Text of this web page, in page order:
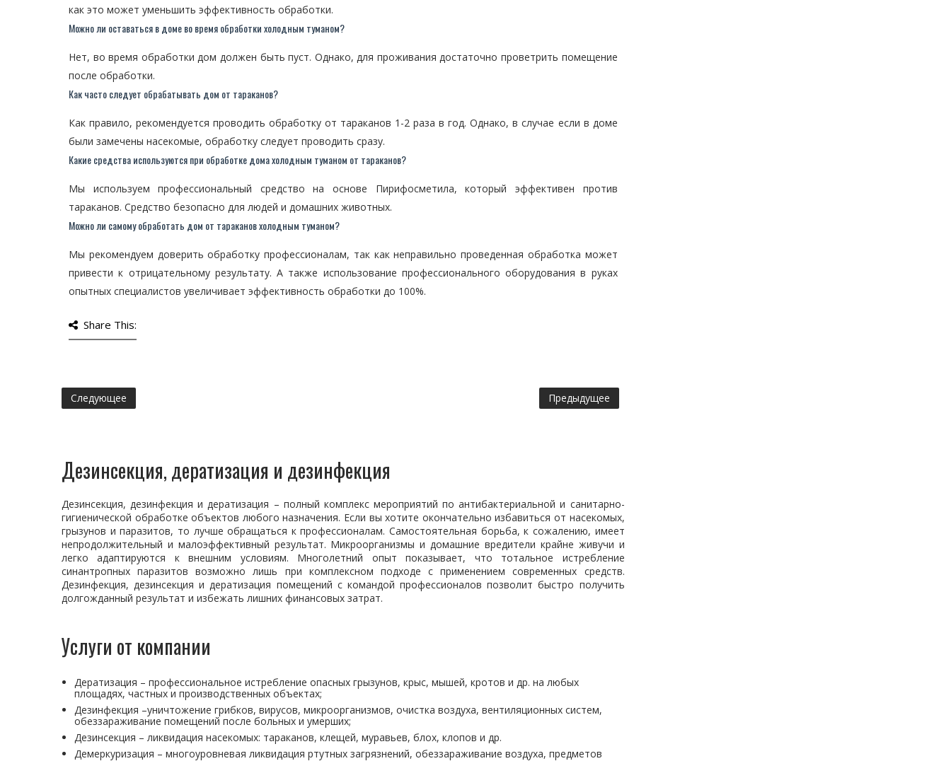
как это может уменьшить эффективность обработки.
Можно ли оставаться в доме во время обработки холодным туманом?
Нет, во время обработки дом должен быть пуст. Однако, для проживания достаточно проветрить помещение
после обработки.
Как часто следует обрабатывать дом от тараканов?
Как правило, рекомендуется проводить обработку от тараканов 1-2 раза в год. Однако, в случае если в доме
были замечены насекомые, обработку следует проводить сразу.
Какие средства используются при обработке дома холодным туманом от тараканов?
Мы используем профессиональный средство на основе Пирифосметила, который эффективен против
тараканов. Средство безопасно для людей и домашних животных.
Можно ли самому обработать дом от тараканов холодным туманом?
Мы рекомендуем доверить обработку профессионалам, так как неправильно проведенная обработка может
привести к отрицательному результату. А также использование профессионального оборудования в руках
опытных специалистов увеличивает эффективность обработки до 100%.
Share This:
Следующее Предыдущее
Дезинсекция, дератизация и дезинфекция
Дезинсекция, дезинфекция и дератизация – полный комплекс мероприятий по антибактериальной и санитарно-
гигиенической обработке объектов любого назначения. Если вы хотите окончательно избавиться от насекомых,
грызунов и паразитов, то лучше обращаться к профессионалам. Самостоятельная борьба, к сожалению, имеет
непродолжительный и малоэффективный результат. Микроорганизмы и домашние вредители крайне живучи и
легко адаптируются к внешним условиям. Многолетний опыт показывает, что тотальное истребление
синантропных паразитов возможно лишь при комплексном подходе с применением современных средств.
Дезинфекция, дезинсекция и дератизация помещений с командой профессионалов позволит быстро получить
долгожданный результат и избежать лишних финансовых затрат.
Услуги от компании
Дератизация – профессиональное истребление опасных грызунов, крыс, мышей, кротов и др. на любых
площадях, частных и производственных объектах;
Дезинфекция –уничтожение грибков, вирусов, микроорганизмов, очистка воздуха, вентиляционных систем,
обеззараживание помещений после больных и умерших;
Дезинсекция – ликвидация насекомых: тараканов, клещей, муравьев, блох, клопов и др.
Демеркуризация – многоуровневая ликвидация ртутных загрязнений, обеззараживание воздуха, предметов